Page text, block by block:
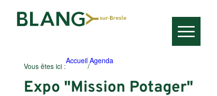
Vous êtes ici :
Accueil
/
Agenda
Expo "Mission Potager"